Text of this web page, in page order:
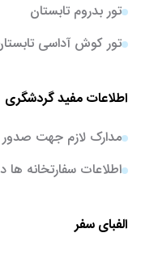
تور بدروم تابستان
تور کوش آداسی
اطلاعات مفید گردشگری
مدارک لازم جهت
اطلاعات سفارتخانه ها
الفبای سفر